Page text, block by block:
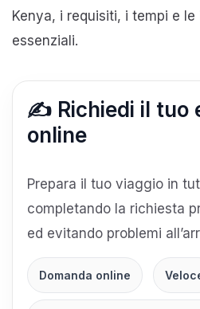
Kenya, i requisiti, i tempi e le
essenziali.
✍️ Richiedi il tuo
online
Prepara il tuo viaggio in
completando la richiesta
ed evitando problemi
Domanda online